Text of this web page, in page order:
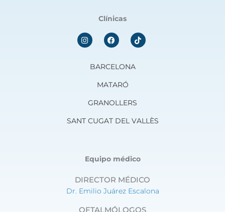
Clínicas
I
n
F
a
b
o
k
BARCELONA
MATARÓ
GRANOLLERS
SANT CUGAT DEL VALLÈS
Equipo médico
DIRECTOR MÉDICO
Dr. Emilio Juárez Escalona
OFTALMÓLOGOS